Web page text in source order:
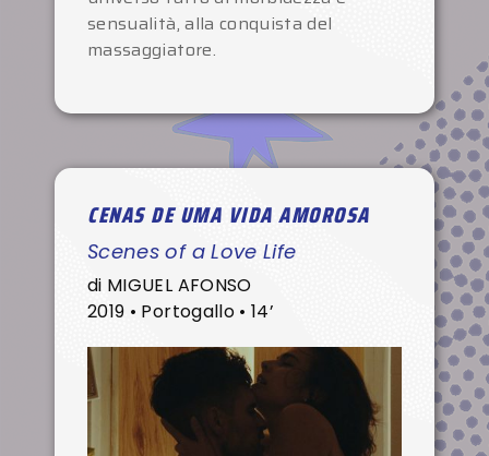
sensualità, alla conquista del
massaggiatore.
CENAS DE UMA VIDA AMOROSA
Scenes of a Love Life
di MIGUEL AFONSO
2019 • Portogallo • 14’